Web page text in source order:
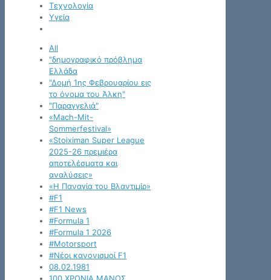
Τεχνολογία
Υγεία
All
"δημογραφικό πρόβλημα
Ελλάδα
"Δομή 1ης Φεβρουαρίου εις
το όνομα του Άλκη"
"Παραγγελιά"
«Mach-Mit-
Sommerfestival»
«Stoiximan Super League
2025-26 πρεμιέρα
αποτελέσματα και
αναλύσεις»
«Η Παναγία του Βλαντιμίρ»
#F1
#F1 News
#Formula 1
#Formula 1 2026
#Motorsport
#Νέοι κανονισμοί F1
08.02.1981